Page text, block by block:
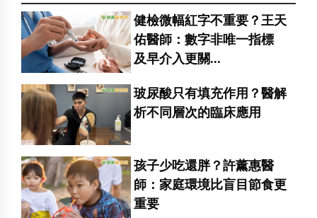
健檢微幅紅字不重要？王天
佑醫師：數字非唯一指標
及早介入更關...
玻尿酸只有填充作用？醫解
析不同層次的臨床應用
孩子少吃還胖？許薰惠醫
師：家庭環境比盲目節食更
重要